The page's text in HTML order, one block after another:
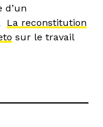
d’un
La reconstitution
sur le travail